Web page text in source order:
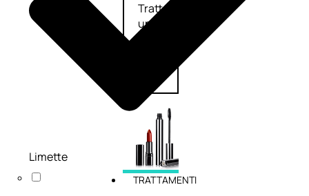
Trattamenti
unghie
TRATTAMENTI
Limette